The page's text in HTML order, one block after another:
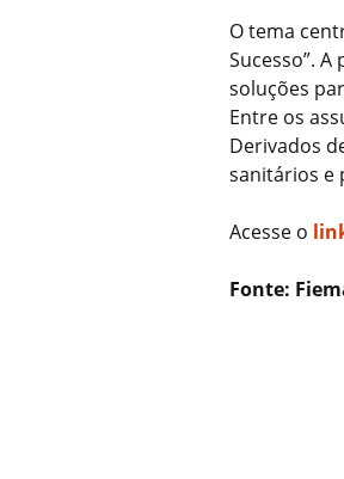
O tema
Sucesso”.
soluções
Entre os
Derivados
sanitários e
Acesse o
Fonte: